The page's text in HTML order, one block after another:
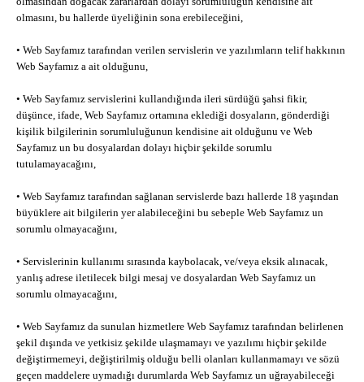
olmasını, bu hallerde üyeliğinin sona erebileceğini,
• Web Sayfamız tarafından verilen servislerin ve yazılımların telif hakkının
Web Sayfamız a ait olduğunu,
• Web Sayfamız servislerini kullandığında ileri sürdüğü şahsi fikir,
düşünce, ifade, Web Sayfamız ortamına eklediği dosyaların, gönderdiği
kişilik bilgilerinin sorumluluğunun kendisine ait olduğunu ve Web
Sayfamız un bu dosyalardan dolayı hiçbir şekilde sorumlu
tutulamayacağını,
• Web Sayfamız tarafından sağlanan servislerde bazı hallerde 18 yaşından
büyüklere ait bilgilerin yer alabileceğini bu sebeple Web Sayfamız un
sorumlu olmayacağını,
• Servislerinin kullanımı sırasında kaybolacak, ve/veya eksik alınacak,
yanlış adrese iletilecek bilgi mesaj ve dosyalardan Web Sayfamız un
sorumlu olmayacağını,
• Web Sayfamız da sunulan hizmetlere Web Sayfamız tarafından belirlenen
şekil dışında ve yetkisiz şekilde ulaşmamayı ve yazılımı hiçbir şekilde
değiştirmemeyi, değiştirilmiş olduğu belli olanları kullanmamayı ve sözü
geçen maddelere uymadığı durumlarda Web Sayfamız un uğrayabileceği